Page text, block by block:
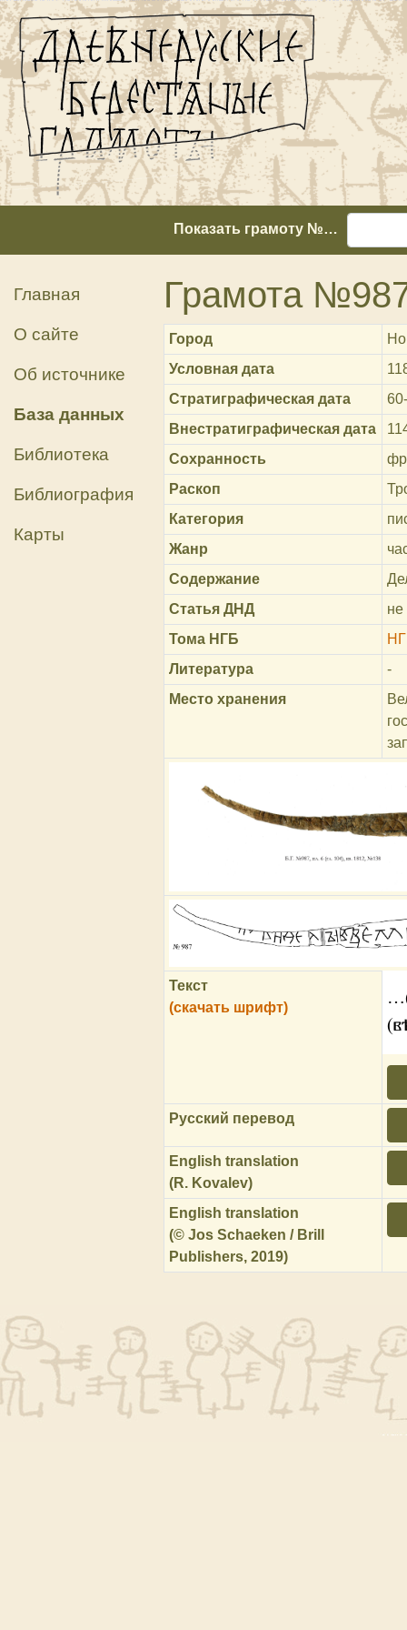
Показать грамоту №…
Главная
О сайте
Об источнике
База данных
Библиотека
Библиография
Карты
Грамота
Город
Условная дата
Стратиграфическая дата
Внестратиграфическая дата
Сохранность
Раскоп
Категория
Жанр
Содержание
Статья ДНД
Тома НГБ
Литература
-
Место хранения
Текст
(скачать шрифт)
Русский перевод
English translation
(R. Kovalev)
English translation
(© Jos Schaeken / Brill
Publishers, 2019)